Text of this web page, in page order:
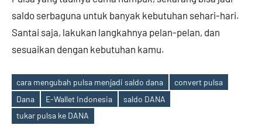
saldo serbaguna untuk banyak kebutuhan sehari-hari.
Santai saja, lakukan langkahnya pelan-pelan, dan
sesuaikan dengan kebutuhan kamu.
Tags
cara mengubah pulsa menjadi saldo dana
convert pulsa
Dana
E-Wallet Indonesia
saldo DANA
tukar pulsa ke DANA